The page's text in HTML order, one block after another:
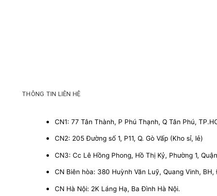
THÔNG TIN LIÊN HỆ
CN1: 77 Tân Thành, P Phú Thạnh, Q Tân Phú,
CN2: 205 Đường số 1, P11, Q. Gò Vấp (Kho sỉ, lẻ)
CN3: Cc Lê Hồng Phong, Hồ Thị Kỷ, Phường 1,
CN Biên hòa: 380 Huỳnh Văn Luỹ, Quang Vinh, BH,
CN Hà Nội: 2K Láng Hạ, Ba Đình Hà Nội.